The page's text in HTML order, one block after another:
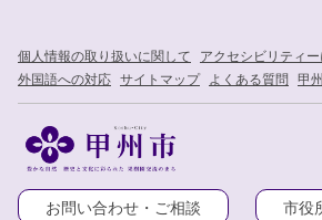
個人情報の取り扱いに関して アクセシビリティ
外国語への対応 サイトマップ よくある質問 甲
お問い合わせ・ご相談 市役